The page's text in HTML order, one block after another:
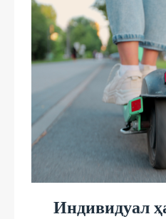
Индивидуал